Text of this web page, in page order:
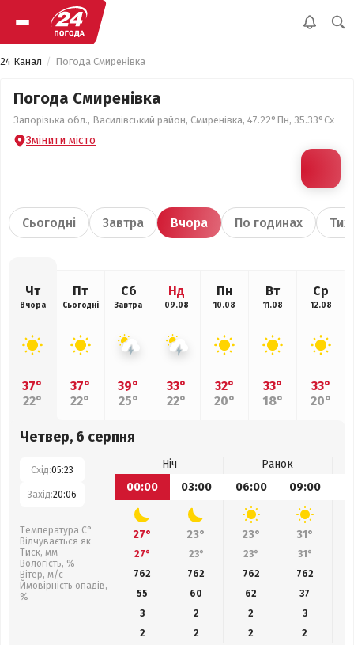
24 Канал Погода Смиренівка
Погода Смиренівка
Запорізька обл., Василівський район, Смиренівка, 47.22°Пн, 35.33°Сх
Змінити місто
Сьогодні Завтра Вчора По годинах
Чт
Вчора
37°
22°
Пт
Сьогодні
37°
22°
Сб
Завтра
39°
25°
Нд
09.08
33°
22°
Пн
10.08
32°
20°
Вт
11.08
33°
18°
Ср
12.08
33°
20°
Четвер, 6 серпня
Схід:05:23
Захід:20:06
Температура С°
Відчувається як
Тиск, мм
Вологість, %
Вітер, м/с
Ймовірність опадів,
%
Ніч
Ранок
00:00
03:00 06:00 09:00
27° 23° 23° 31°
27° 23° 23° 31°
762
762 762 762
55
60 62 37
3
2 2
3
2
2 2 2